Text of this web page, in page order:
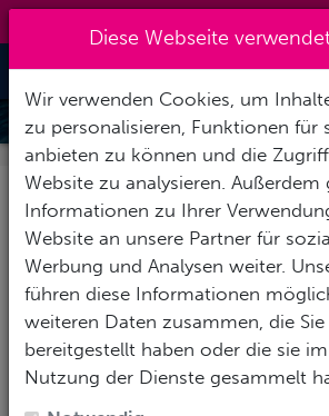
Dein Tauchabenteuer auf der
im Sporttauchen beginnt mit dem
Programm.
In enger Zusammenarbeit mit
erweiterst du dein Fachwissen und
Tauchfertigkeitenauf ein
der Ausbildung zum PADI
Führungsqualitätgefordert und du
Diese Webseite
Wir verwenden Cookies, um
zu personalisieren, Funktionen für
anbieten zu können und die
Website zu analysieren. Außerdem
Informationen zu Ihrer
Website an unsere Partner für
Werbung und Analysen weiter.
führen diese Informationen
weiteren Daten zusammen, die Sie
bereitgestellt haben oder die sie
Nutzung der Dienste gesammelt